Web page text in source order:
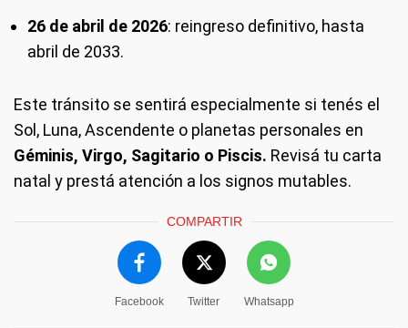
26 de abril de 2026: reingreso definitivo, hasta
abril de 2033.
Este tránsito se sentirá especialmente si tenés el
Sol, Luna, Ascendente o planetas personales en
Géminis, Virgo, Sagitario o Piscis. Revisá tu carta
natal y prestá atención a los signos mutables.
COMPARTIR
Facebook Twitter Whatsapp